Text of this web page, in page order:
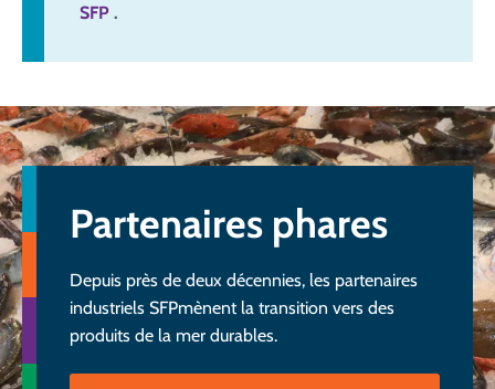
SFP .
Partenaires phares
Depuis près de deux décennies, les partenaires
industriels SFPmènent la transition vers des
produits de la mer durables.